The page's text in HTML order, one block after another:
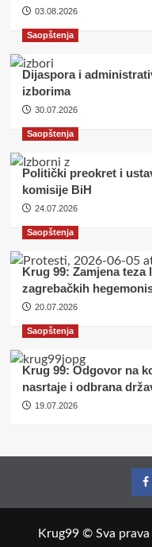
03.08.2026
Saopštenja
Dijaspora i
izborima
30.07.2026
Saopštenja
Politički preokret i
komisije BiH
24.07.2026
Saopštenja
Krug 99: Zamjena
zagrebačkih
20.07.2026
Saopštenja
Krug 99: Odgovor na
nasrtaje i odbrana
19.07.2026
Krug99 © Sva